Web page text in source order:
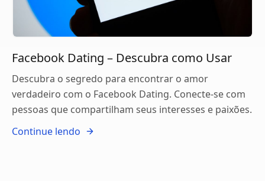
Facebook Dating – Descubra como Usar
Descubra o segredo para encontrar o amor
verdadeiro com o Facebook Dating. Conecte-se com
pessoas que compartilham seus interesses e paixões.
Continue lendo